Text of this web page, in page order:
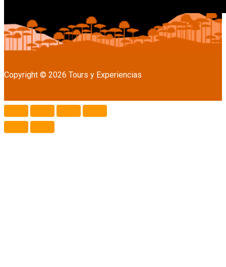
Copyright © 2026 Tours y Experiencias